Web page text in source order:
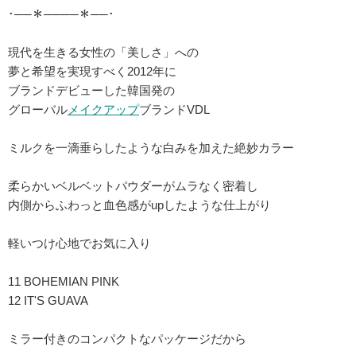
･──＊────＊──･
現代を生きる女性の「美しさ」への
夢と希望を実現すべく2012年に
ブランドデビューした韓国発の
グローバル メイクアップブランドVDL
ミルクを一滴垂らしたような白みを加えた絶妙カラー
柔らかいベルベットパウダーがムラなく密着し
内側からふわっと血色感がupしたような仕上がり
軽いつけ心地でお気に入り
11 BOHEMIAN PINK
12 IT'S GUAVA
ミラー付きのコンパクトなパッケージだから